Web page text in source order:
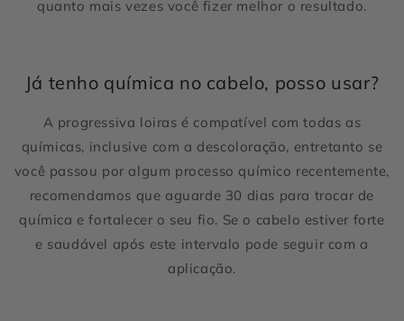
quanto mais vezes você fizer melhor o resultado.
Já tenho química no cabelo, posso usar?
A progressiva loiras é compatível com todas as
químicas, inclusive com a descoloração, entretanto se
você passou por algum processo químico recentemente,
recomendamos que aguarde 30 dias para trocar de
química e fortalecer o seu fio. Se o cabelo estiver forte
e saudável após este intervalo pode seguir com a
aplicação.